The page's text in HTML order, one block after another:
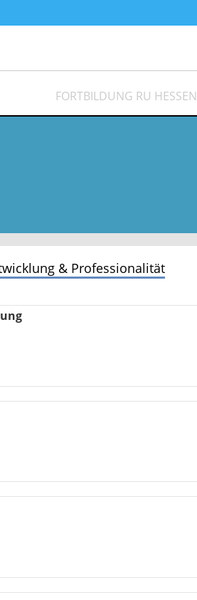
FORTBILDUNG RU HESSEN
& Professionalität